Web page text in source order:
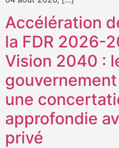
Accélération
la FDR 2026-
Vision 2040 :
une
approfondie
privé